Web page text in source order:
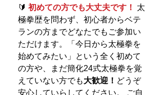
🔰 初めての方でも大丈夫です！ 太
極拳歴を問わず、初心者からベテ
ランの方までどなたでもご参加い
ただけます。「今日から太極拳を
始めてみたい」という全く初めて
の方や、まだ簡化24式太極拳を覚
えていない方でも大歓迎！ どうぞ
安心していらしてください。 ご自